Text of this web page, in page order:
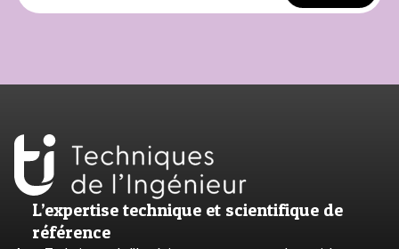
L’expertise technique et scientifique de
référence